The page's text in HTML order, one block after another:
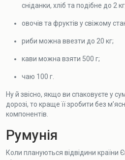
сніданки, хліб та подібне до 2
овочів та фруктів у свіжому
риби можна ввезти до 20 кг;
кави можна взяти 500 г;
чаю 100 г.
Ну й звісно, якщо ви спаковуєте у
дорозі, то краще її зробити без
компонентів.
Румунія
Коли плануються відвідини країни